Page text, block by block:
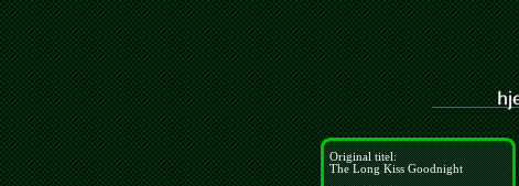
Original titel:
The Long Kiss Goodnight